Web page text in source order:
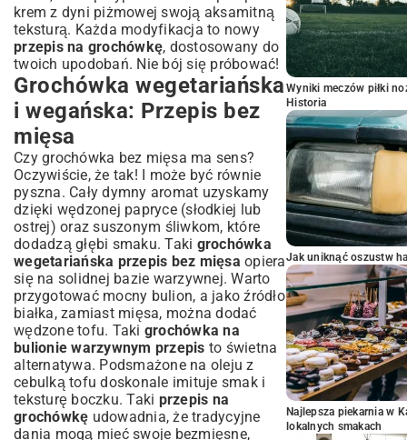
krem z dyni piżmowej swoją aksamitną
teksturą. Każda modyfikacja to nowy
przepis na grochówkę, dostosowany do
twoich upodobań. Nie bój się próbować!
Grochówka wegetariańska
i wegańska: Przepis bez
mięsa
Czy grochówka bez mięsa ma sens?
Oczywiście, że tak! I może być równie
pyszna. Cały dymny aromat uzyskamy
dzięki wędzonej papryce (słodkiej lub
ostrej) oraz suszonym śliwkom, które
dodadzą głębi smaku. Taki grochówka
wegetariańska przepis bez mięsa opiera
się na solidnej bazie warzywnej. Warto
przygotować mocny bulion, a jako źródło
białka, zamiast mięsa, można dodać
wędzone tofu. Taki grochówka na
bulionie warzywnym przepis to świetna
alternatywa. Podsmażone na oleju z
cebulką tofu doskonale imituje smak i
teksturę boczku. Taki przepis na
grochówkę udowadnia, że tradycyjne
dania mogą mieć swoje bezmięsne,
Wyniki meczów piłki
Historia
Jak uniknąć oszustw
Najlepsza piekarnia w
lokalnych smakach